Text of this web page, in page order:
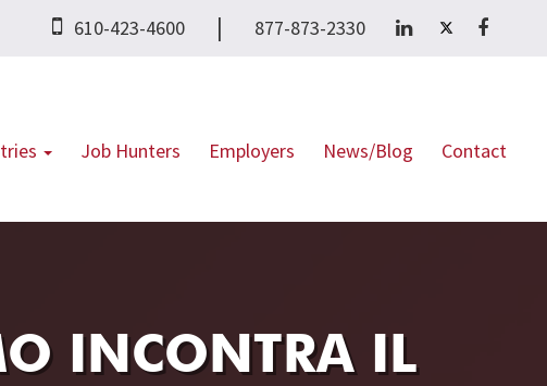
610-423-4600 | 877-873-2330
Job Hunters Employers News/Blog Contact
INCONTRA IL